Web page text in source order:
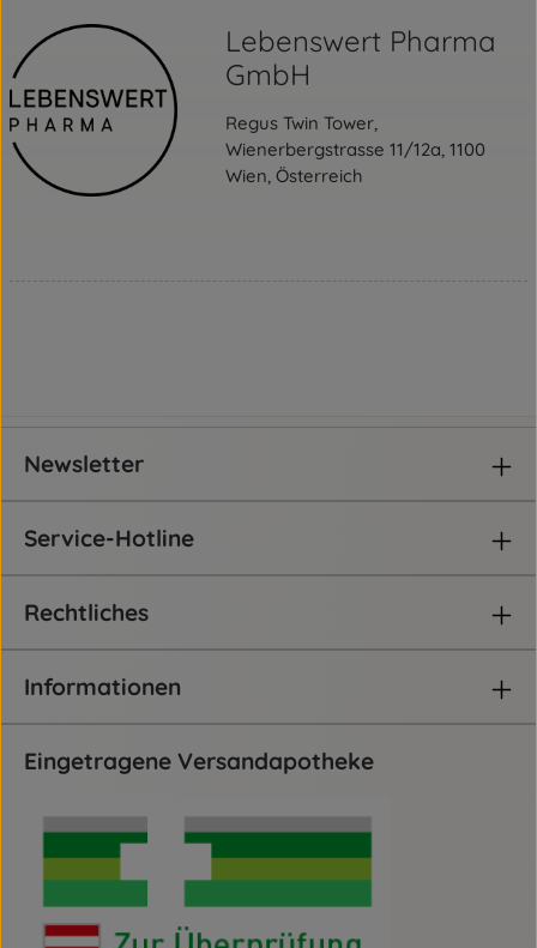
Lebenswert Pharma
GmbH
Regus Twin Tower,
Wienerbergstrasse 11/12a, 1100
Wien, Österreich
Newsletter
Service-Hotline
Rechtliches
Informationen
Eingetragene Versandapotheke